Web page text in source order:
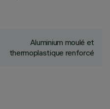
Aluminium moulé et
thermoplastique renforcé